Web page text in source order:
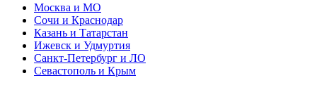
Москва и МО
Сочи и Краснодар
Казань и Татарстан
Ижевск и Удмуртия
Санкт-Петербург и ЛО
Севастополь и Крым